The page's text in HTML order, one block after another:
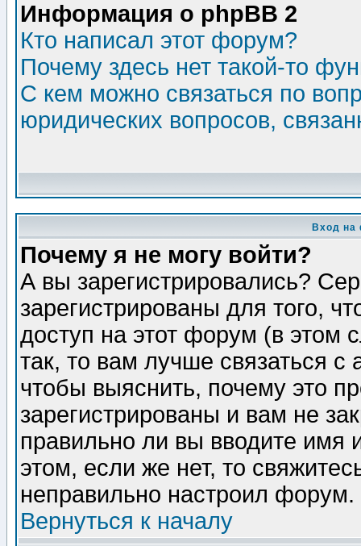
Информация о phpBB 2
Кто написал этот форум?
Почему здесь нет такой-то
С кем можно связаться по
юридических вопросов,
Вход на
Почему я не могу войти?
А вы зарегистрировались?
зарегистрированы для того,
доступ на этот форум (в этом
так, то вам лучше связаться
чтобы выяснить, почему это
зарегистрированы и вам не
правильно ли вы вводите
этом, если же нет, то
неправильно настроил форум.
Вернуться к началу